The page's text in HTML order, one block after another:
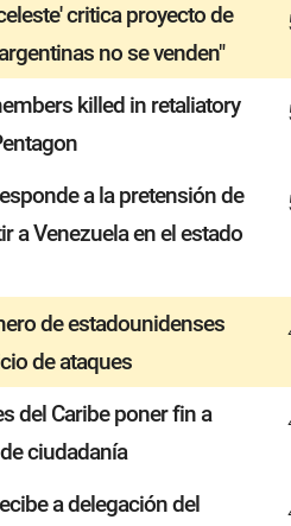
critica proyecto de
no se venden"
killed in retaliatory
a la pretensión de
a Venezuela en el estado
de estadounidenses
de ataques
del Caribe poner fin a
ciudadanía
a delegación del